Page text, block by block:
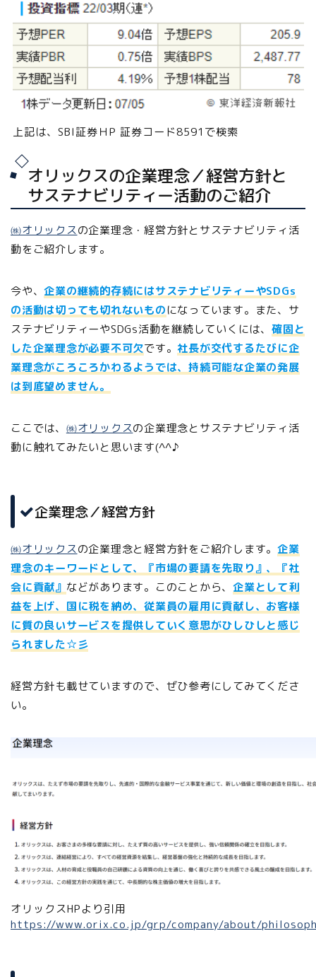
上記は、SBI証券ＨP 証券コード8591で検索
オリックスの企業理念／経営方針と
サステナビリティー活動のご紹介
㈱オリックスの企業理念・経営方針とサステナビリティ活
動をご紹介します。
今や、企業の継続的存続にはサステナビリティーやSDGs
の活動は切っても切れないものになっています。また、サ
ステナビリティーやSDGs活動を継続していくには、 確固と
した企業理念が必要不可欠です。 社長が交代するたびに企
業理念がころころかわるようでは、持続可能な企業の発展
は到底望めません。
ここでは、 ㈱オリックスの企業理念とサステナビリティ活
動に触れてみたいと思います(^^♪
企業理念／経営方針
㈱オリックスの企業理念と経営方針をご紹介します。企業
理念のキーワードとして、『市場の要請を先取り』、『社
会に貢献』 などがあります。このことから、企業として利
益を上げ、国に税を納め、従業員の雇用に貢献し、お客様
に質の良いサービスを提供していく意思がひしひしと感じ
られました☆彡
経営方針も載せていますので、ぜひ参考にしてみてくださ
い。
オリックスHPより引用
https://www.orix.co.jp/grp/company/about/